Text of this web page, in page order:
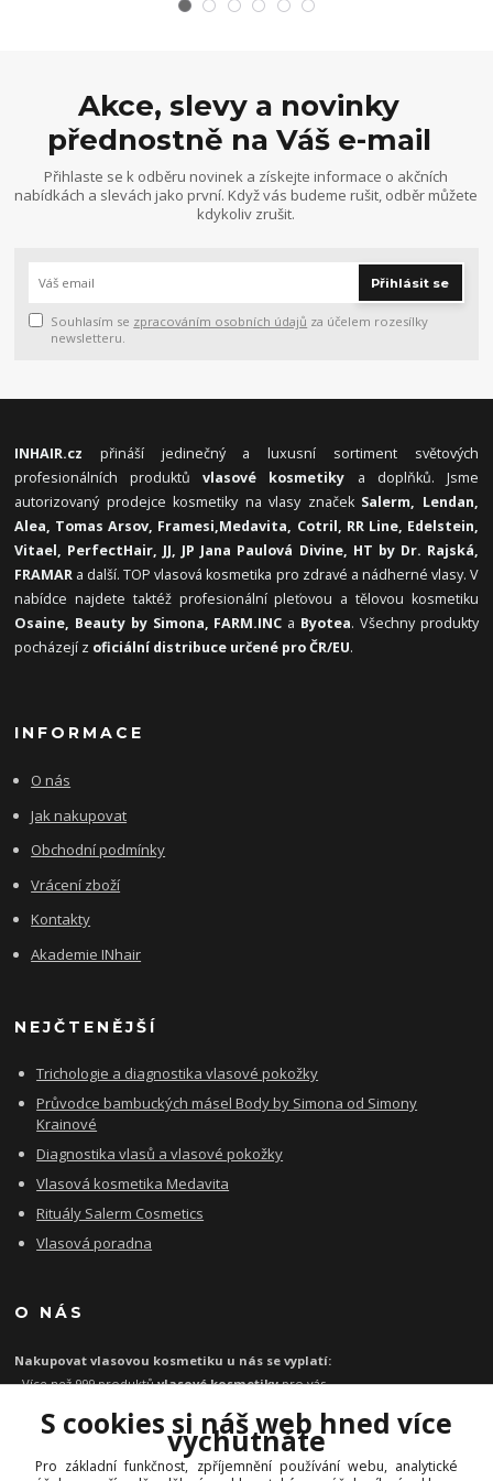
Akce, slevy a novinky
přednostně na Váš e-mail
Přihlaste se k odběru novinek a získejte informace o akčních
nabídkách a slevách jako první. Když vás budeme rušit, odběr můžete
kdykoliv zrušit.
Přihlásit se
Souhlasím se zpracováním osobních údajů za účelem rozesílky
newsletteru.
INHAIR.cz přináší jedinečný a luxusní sortiment světových
profesionálních produktůvlasové kosmetiky a doplňků. Jsme
autorizovaný prodejce kosmetiky na vlasy značek Salerm, Lendan,
Alea, Tomas Arsov, Framesi,Medavita, Cotril, RR Line, Edelstein,
Vitael, PerfectHair, JJ, JP Jana Paulová Divine, HT by Dr. Rajská,
FRAMAR a další. TOP vlasová kosmetika pro zdravé a nádherné vlasy. V
nabídce najdete taktéž profesionální pleťovou a tělovou kosmetiku
Osaine, Beauty by Simona, FARM.INC a Byotea. Všechny produkty
pocházejí z oficiální distribuce určené pro ČR/EU.
INFORMACE
O nás
Jak nakupovat
Obchodní podmínky
Vrácení zboží
Kontakty
Akademie INhair
NEJČTENĚJŠÍ
Trichologie a diagnostika vlasové pokožky
Průvodce bambuckých másel Body by Simona od Simony
Krainové
Diagnostika vlasů a vlasové pokožky
Vlasová kosmetika Medavita
Rituály Salerm Cosmetics
Vlasová poradna
O NÁS
Nakupovat vlasovou kosmetiku u nás se vyplatí:
- Více než 999 produktůvlasové kosmetikypro vás
- Garance originality profesionálnívlasové kosmetiky
- Při objednávce zboží nad 1199 Kč poštovné zdarma
Expresní doručeníkosmetiky na vlasy do 1 - 2 dnů
S cookies si náš web hned více
vychutnáte
Pro základní funkčnost, zpříjemnění používání webu, analytické